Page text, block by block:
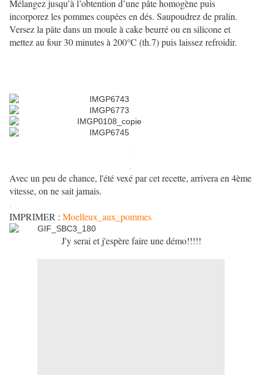
Mélangez jusqu’à l’obtention d’une pâte homogène puis
incorporez les pommes coupées en dés. Saupoudrez de pralin.
Versez la pâte dans un moule à cake beurré ou en silicone et
mettez au four 30 minutes à 200°C (th.7) puis laissez refroidir.
.
.
.
.
Avec un peu de chance, l'été vexé par cet recette, arrivera en 4ème
vitesse, on ne sait jamais.
.
IMPRIMER : Moelleux_aux_pommes
J'y serai et j'espère faire une démo!!!!!